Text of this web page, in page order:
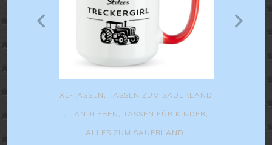
XL-TASSEN , TASSEN ZUM SAUERLAND
, LANDLEBEN , TASSEN FÜR KINDER,
ALLES ZUM SAUERLAND ,